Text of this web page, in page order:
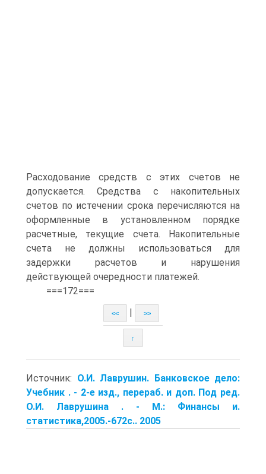
Расходование средств с этих счетов не
допускается. Средства с накопительных
счетов по истечении срока перечисляются на
оформленные в установленном порядке
расчетные, текущие счета. Накопительные
счета не должны использоваться для
задержки расчетов и нарушения
действующей очередности платежей.
===172===
<< >>
↑
Источник: О.И. Лаврушин. Банковское дело:
Учебник . - 2-е изд., перераб. и доп. Под ред.
О.И. Лаврушина . - М.: Финансы и.
статистика,2005.-672с.. 2005